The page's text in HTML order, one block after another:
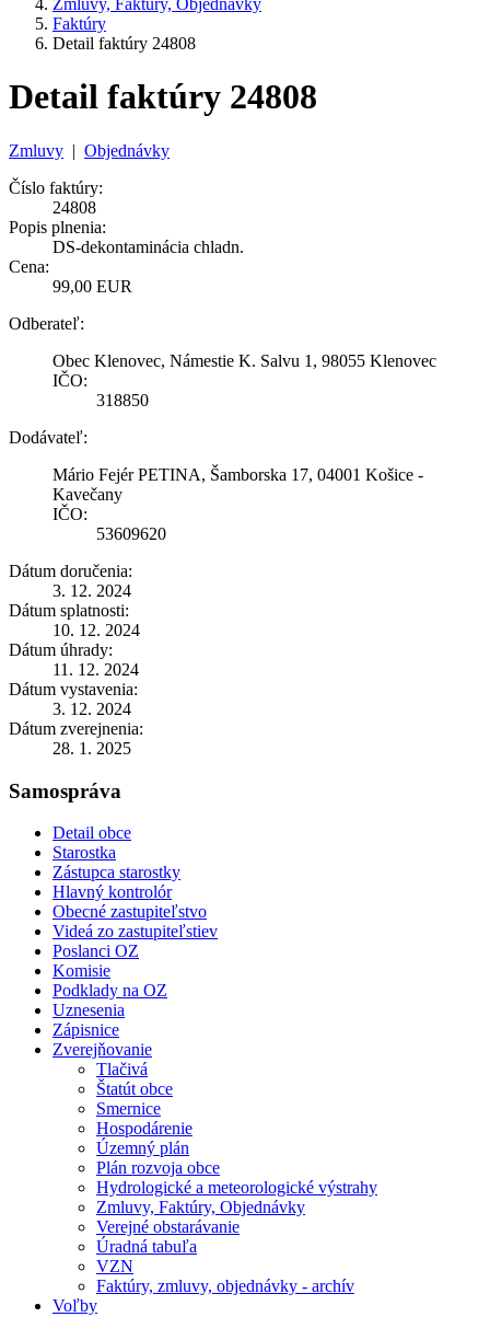
Zmluvy, Faktúry, Objednávky
Faktúry
Detail faktúry 24808
Detail faktúry 24808
Zmluvy | Objednávky
Číslo faktúry:
24808
Popis plnenia:
DS-dekontaminácia chladn.
Cena:
99,00 EUR
Odberateľ:
Obec Klenovec, Námestie K. Salvu 1, 98055 Klenovec
IČO:
318850
Dodávateľ:
Mário Fejér PETINA, Šamborska 17, 04001 Košice -
Kavečany
IČO:
53609620
Dátum doručenia:
3. 12. 2024
Dátum splatnosti:
10. 12. 2024
Dátum úhrady:
11. 12. 2024
Dátum vystavenia:
3. 12. 2024
Dátum zverejnenia:
28. 1. 2025
Samospráva
Detail obce
Starostka
Zástupca starostky
Hlavný kontrolór
Obecné zastupiteľstvo
Videá zo zastupiteľstiev
Poslanci OZ
Komisie
Podklady na OZ
Uznesenia
Zápisnice
Zverejňovanie
Tlačivá
Štatút obce
Smernice
Hospodárenie
Územný plán
Plán rozvoja obce
Hydrologické a meteorologické výstrahy
Zmluvy, Faktúry, Objednávky
Verejné obstarávanie
Úradná tabuľa
VZN
Faktúry, zmluvy, objednávky - archív
Voľby